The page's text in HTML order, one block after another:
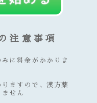
注意事項
に料金がかかりま
ますので、漢方薬
せん